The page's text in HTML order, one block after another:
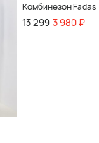
Комбинезон Fadas
13 299 3 980 ₽